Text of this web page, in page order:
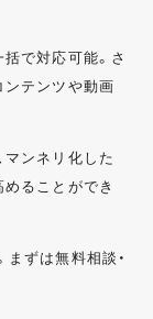
で対応可能。さ
ンテンツや動画
ンネリ化した
ることができ
ずは無料相談・